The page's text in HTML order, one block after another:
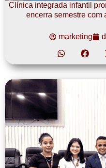
Clínica integrada infantil
encerra semestre
marketing